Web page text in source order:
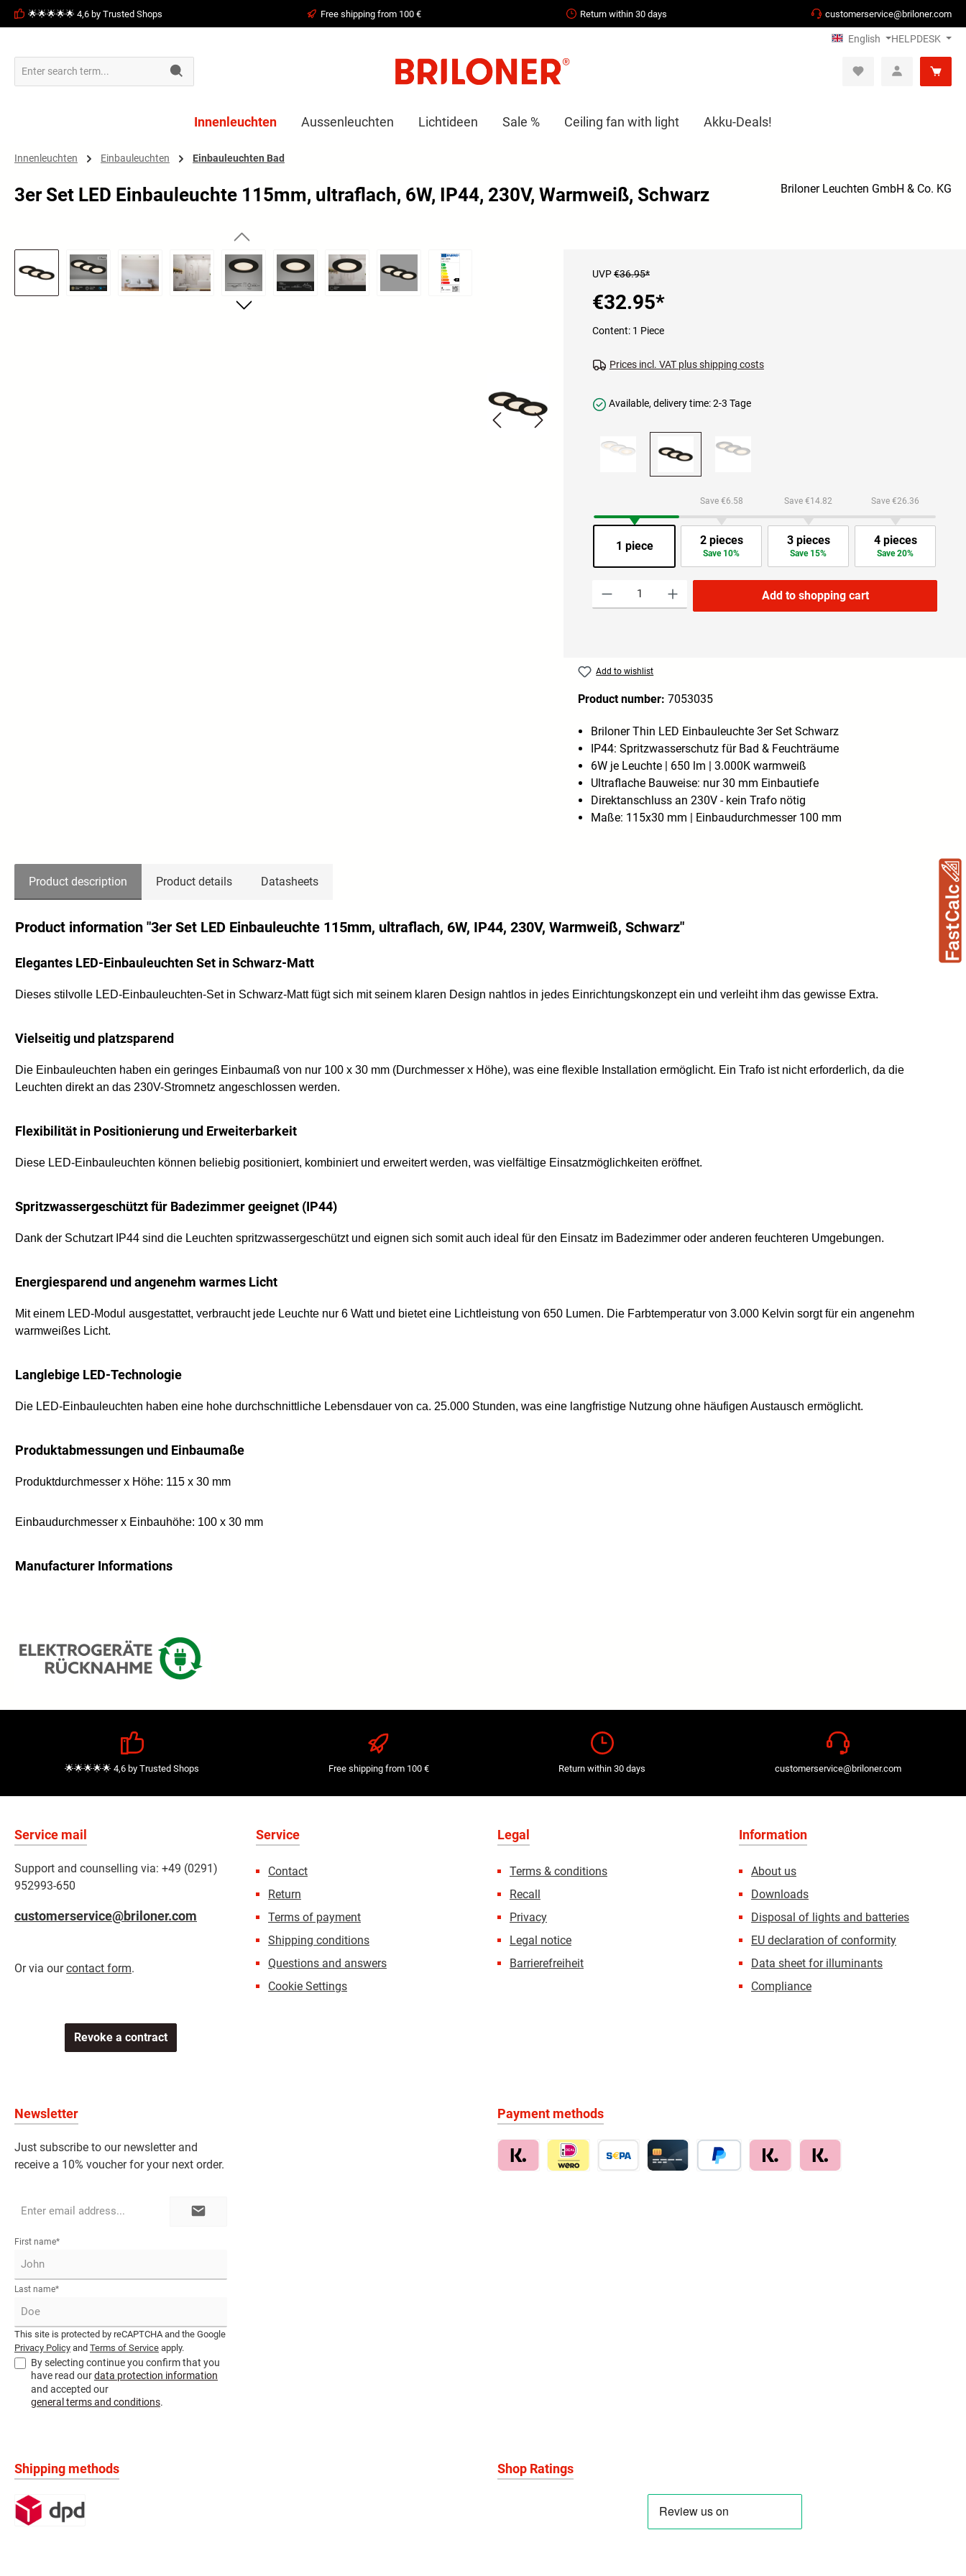
Skip to main navigation
🌟🌟🌟🌟🌟 4,6 by Trusted Shops Free shipping from 100 € Return within 30 days customerservice@briloner.com
English HELPDESK
Innenleuchten Aussenleuchten Lichtideen Sale % Ceiling fan with light Akku-Deals!
Innenleuchten Einbauleuchten Einbauleuchten Bad
3er Set LED Einbauleuchte 115mm, ultraflach, 6W, IP44, 230V, Warmweiß, Schwarz Briloner Leuchten GmbH & Co. KG
Skip image gallery
UVP€36.95*
€32.95*
Content: 1 Piece
Prices incl. VAT plus shipping costs
Available, delivery time: 2-3 Tage
1 piece
Save €6.58
2 pieces
Save 10%
Save €14.82
3 pieces
Save 15%
Save €26.36
4 pieces
Save 20%
Add to shopping cart
Add to wishlist
Product number: 7053035
Briloner Thin LED Einbauleuchte 3er Set Schwarz
IP44: Spritzwasserschutz für Bad & Feuchträume
6W je Leuchte | 650 lm | 3.000K warmweiß
Ultraflache Bauweise: nur 30 mm Einbautiefe
Direktanschluss an 230V - kein Trafo nötig
Maße: 115x30 mm | Einbaudurchmesser 100 mm
Product description Product details Datasheets
Product information "3er Set LED Einbauleuchte 115mm, ultraflach, 6W, IP44, 230V, Warmweiß, Schwarz"
Elegantes LED-Einbauleuchten Set in Schwarz-Matt
Dieses stilvolle LED-Einbauleuchten-Set in Schwarz-Matt fügt sich mit seinem klaren Design nahtlos in jedes Einrichtungskonzept ein und verleiht ihm das gewisse Extra.
Vielseitig und platzsparend
Die Einbauleuchten haben ein geringes Einbaumaß von nur 100 x 30 mm (Durchmesser x Höhe), was eine flexible Installation ermöglicht. Ein Trafo ist nicht erforderlich, da die
Leuchten direkt an das 230V-Stromnetz angeschlossen werden.
Flexibilität in Positionierung und Erweiterbarkeit
Diese LED-Einbauleuchten können beliebig positioniert, kombiniert und erweitert werden, was vielfältige Einsatzmöglichkeiten eröffnet.
Spritzwassergeschützt für Badezimmer geeignet (IP44)
Dank der Schutzart IP44 sind die Leuchten spritzwassergeschützt und eignen sich somit auch ideal für den Einsatz im Badezimmer oder anderen feuchteren Umgebungen.
Energiesparend und angenehm warmes Licht
Mit einem LED-Modul ausgestattet, verbraucht jede Leuchte nur 6 Watt und bietet eine Lichtleistung von 650 Lumen. Die Farbtemperatur von 3.000 Kelvin sorgt für ein angenehm
warmweißes Licht.
Langlebige LED-Technologie
Die LED-Einbauleuchten haben eine hohe durchschnittliche Lebensdauer von ca. 25.000 Stunden, was eine langfristige Nutzung ohne häufigen Austausch ermöglicht.
Produktabmessungen und Einbaumaße
Produktdurchmesser x Höhe: 115 x 30 mm
Einbaudurchmesser x Einbauhöhe: 100 x 30 mm
Manufacturer Informations
🌟🌟🌟🌟🌟 4,6 by Trusted Shops Free shipping from 100 € Return within 30 days customerservice@briloner.com
Service mail
Support and counselling via: +49 (0291)
952993-650
customerservice@briloner.com
Or via ourcontact form.
Revoke a contract
Service
Contact
Return
Terms of payment
Shipping conditions
Questions and answers
Cookie Settings
Legal
Terms & conditions
Recall
Privacy
Legal notice
Barrierefreiheit
Information
About us
Downloads
Disposal of lights and batteries
EU declaration of conformity
Data sheet for illuminants
Compliance
Newsletter
Just subscribe to our newsletter and
receive a 10% voucher for your next order.
address*
First name*
Last name*
This site is protected by reCAPTCHA and the Google
Privacy Policy and Terms of Service apply.
By selecting continue you confirm that you
have read ourdata protection information
and accepted our
general terms and conditions.
Payment methods
Shipping methods Shop Ratings